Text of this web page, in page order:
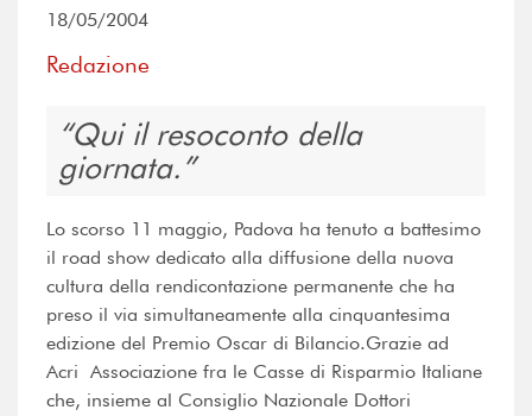
18/05/2004
Redazione
Qui il resoconto della
giornata.
Lo scorso 11 maggio, Padova ha tenuto a battesimo
il road show dedicato alla diffusione della nuova
cultura della rendicontazione permanente che ha
preso il via simultaneamente alla cinquantesima
edizione del Premio Oscar di Bilancio.Grazie ad
Acri  Associazione fra le Casse di Risparmio Italiane
che, insieme al Consiglio Nazionale Dottori